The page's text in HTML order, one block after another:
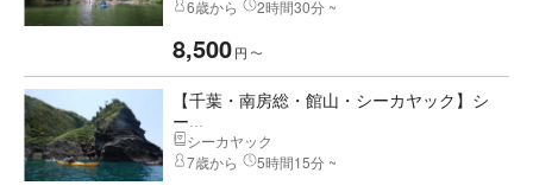
6歳から
2時間30分 ~
8,500円 〜
【千葉・南房総・館山・シーカヤック】シ
ー...
シーカヤック
7歳から
5時間15分 ~